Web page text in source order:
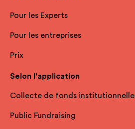
Pour les Experts
Pour les entreprises
Prix
Selon l'application
Collecte de fonds institutionnelle
Public Fundraising